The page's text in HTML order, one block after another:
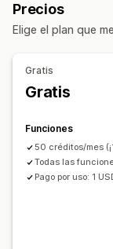
Cronogramas
Optimización de
Análisis SEO
Informes y
Opciones de
Publicaciones
Automatizaciones
Precios
Elige el plan que
Gratis
Gratis
Funciones
50 créditos/mes
Todas las
Pago por uso: 1